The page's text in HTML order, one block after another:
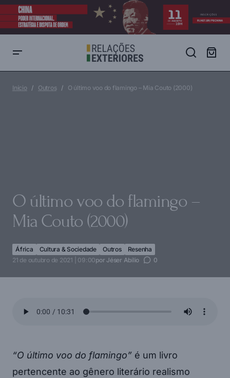
Início Outros O último voo do flamingo – Mia Couto (2000)
O último voo do flamingo –
Mia Couto (2000)
África Cultura & Sociedade Outros
Resenha
21 de outubro de 2021 | 09:00por Jéser Abílio 0
“O último voo do flamingo” é um livro
pertencente ao gênero literário realismo